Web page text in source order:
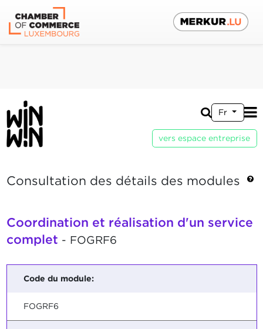
Fr
vers espace entreprise
Consultation des détails des modules
Coordination et réalisation d'un service
complet - FOGRF6
Code du module:
FOGRF6